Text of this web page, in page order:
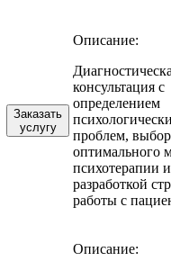
Заказать
услугу
Описание:
консультация с
определением
проблем,
оптимального
психотерапии и
разработкой
работы с
Описание: